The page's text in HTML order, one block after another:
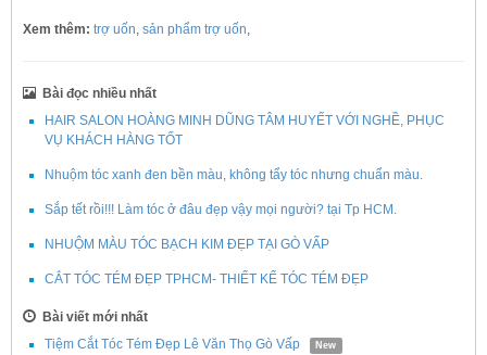
Xem thêm: trợ uốn, sản phẩm trợ uốn,
Bài đọc nhiều nhất
HAIR SALON HOÀNG MINH DŨNG TÂM HUYẾT VỚI NGHỀ, PHỤC
VỤ KHÁCH HÀNG TỐT
Nhuộm tóc xanh đen bền màu, không tẩy tóc nhưng chuẩn màu.
Sắp tết rồi!!! Làm tóc ở đâu đẹp vậy mọi người? tại Tp HCM.
NHUỘM MÀU TÓC BẠCH KIM ĐẸP TẠI GÒ VẤP
CẮT TÓC TÉM ĐẸP TPHCM- THIẾT KẾ TÓC TÉM ĐẸP
Bài viết mới nhất
Tiệm Cắt Tóc Tém Đẹp Lê Văn Thọ Gò Vấp
New